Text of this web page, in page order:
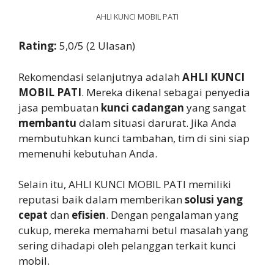
AHLI KUNCI MOBIL PATI
Rating: 5,0/5 (2 Ulasan)
Rekomendasi selanjutnya adalahAHLI KUNCI
MOBIL PATI. Mereka dikenal sebagai penyedia
jasa pembuatan kunci cadangan yang sangat
membantu dalam situasi darurat. Jika Anda
membutuhkan kunci tambahan, tim di sini siap
memenuhi kebutuhan Anda.
Selain itu, AHLI KUNCI MOBIL PATI memiliki
reputasi baik dalam memberikansolusi yang
cepat dan efisien. Dengan pengalaman yang
cukup, mereka memahami betul masalah yang
sering dihadapi oleh pelanggan terkait kunci
mobil.